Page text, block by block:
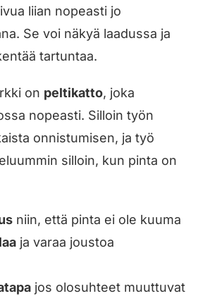
liian nopeasti jo
Se voi näkyä laadussa ja
tartuntaa.
on peltikatto, joka
nopeasti. Silloin työn
onnistumisen, ja työ
silloin, kun pinta on
niin, että pinta ei ole kuuma
ja varaa joustoa
jos olosuhteet muuttuvat